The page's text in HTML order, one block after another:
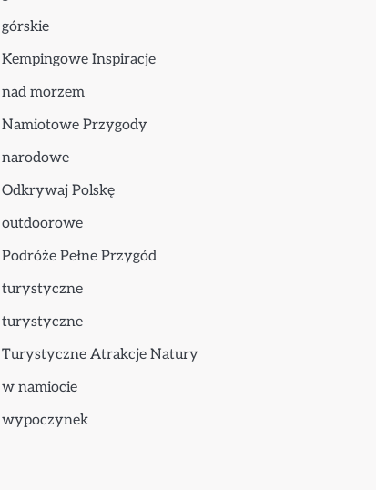
górskie
Kempingowe Inspiracje
nad morzem
Namiotowe Przygody
narodowe
Odkrywaj Polskę
outdoorowe
Podróże Pełne Przygód
turystyczne
turystyczne
Turystyczne Atrakcje Natury
w namiocie
wypoczynek